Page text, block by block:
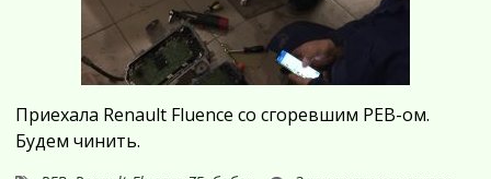
Приехала Renault Fluence со сгоревшим PEB-ом.
Будем чинить.